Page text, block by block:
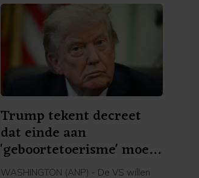
Trump tekent decreet
dat einde aan
'geboortetoerisme' moet
maken
WASHINGTON (ANP) - De VS willen